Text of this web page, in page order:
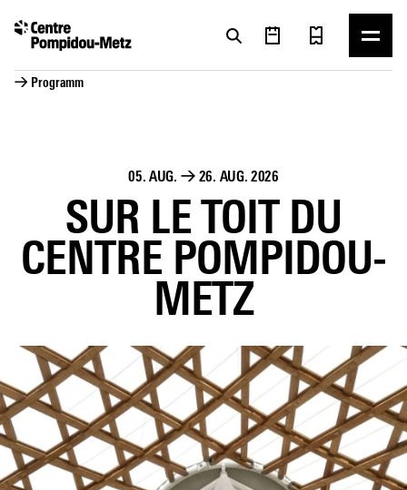
→ Programm
05. AUG. → 26. AUG. 2026
SUR LE TOIT DU
CENTRE POMPIDOU-
METZ